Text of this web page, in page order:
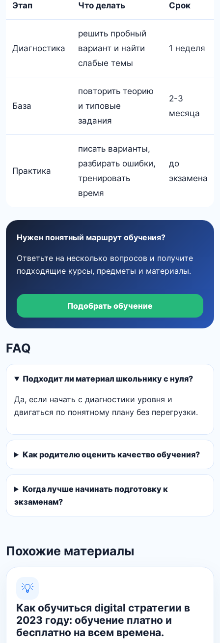
Этап Что делать Срок
Диагностика
решить пробный
вариант и найти
слабые темы
1 неделя
База
повторить теорию
и типовые
задания
2-3
месяца
Практика
писать варианты,
разбирать ошибки,
тренировать
время
до
экзамена
Нужен понятный маршрут обучения?
Ответьте на несколько вопросов и получите
подходящие курсы, предметы и материалы.
Подобрать обучение
FAQ
Подходит ли материал школьнику с нуля?
Да, если начать с диагностики уровня и
двигаться по понятному плану без перегрузки.
Как родителю оценить качество обучения?
Когда лучше начинать подготовку к
экзаменам?
Похожие материалы
💡
Как обучиться digital стратегии в
2023 году: обучение платно и
бесплатно на всем времена.